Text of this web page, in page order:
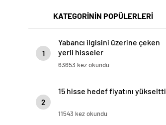
KATEGORİNİN POPÜLERLERİ
1
Yabancı ilgisini üzerine çeken
yerli hisseler
63653 kez okundu
2
15 hisse hedef fiyatını yükseltti
11543 kez okundu